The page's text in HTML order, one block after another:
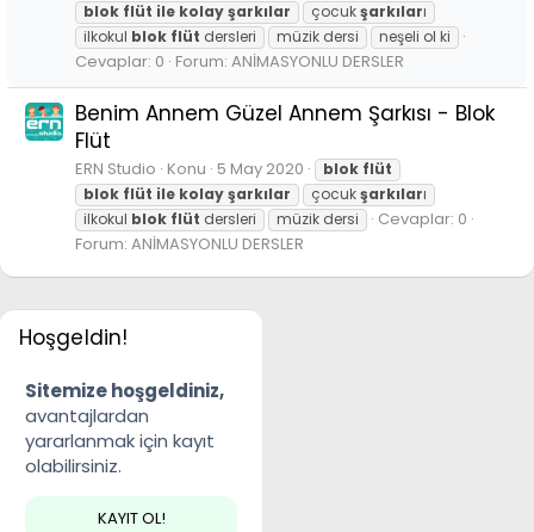
blok flüt ile kolayşarkılar çocukşarkıları
ilkokul blok flüt dersleri müzik dersi neşeli ol ki
Cevaplar: 0 Forum: ANİMASYONLU DERSLER
Benim Annem Güzel Annem Şarkısı - Blok
Flüt
ERN Studio Konu 5 May 2020 blok flüt
blok flüt ile kolayşarkılar çocukşarkıları
ilkokul blok flüt dersleri müzik dersi
Cevaplar: 0
Forum: ANİMASYONLU DERSLER
Hoşgeldin!
Sitemize hoşgeldiniz,
avantajlardan
yararlanmak için kayıt
olabilirsiniz.
KAYIT OL!